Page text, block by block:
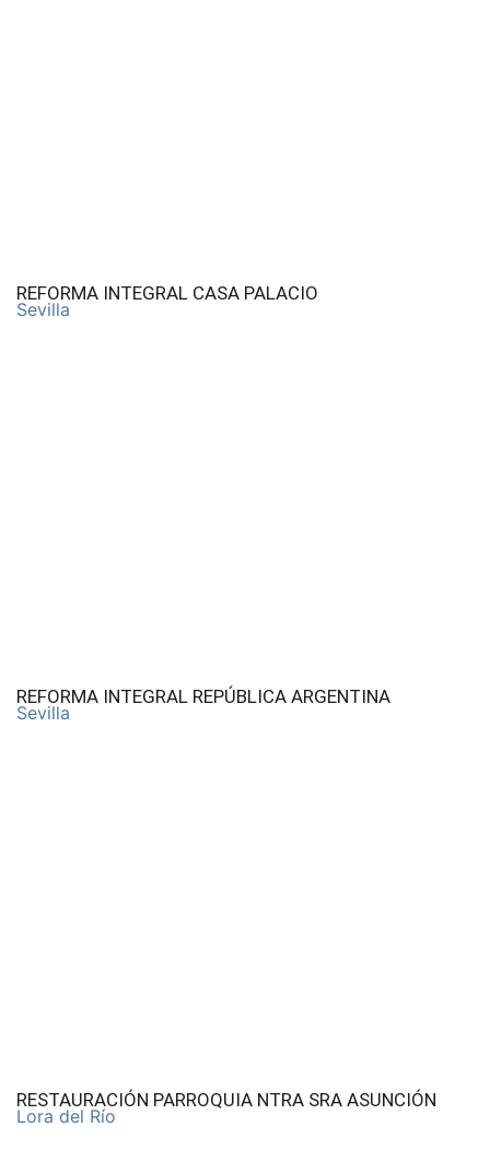
REFORMA INTEGRAL CASA PALACIO
Sevilla
REFORMA INTEGRAL REPÚBLICA ARGENTINA
Sevilla
RESTAURACIÓN PARROQUIA NTRA SRA ASUNCIÓN
Lora del Río